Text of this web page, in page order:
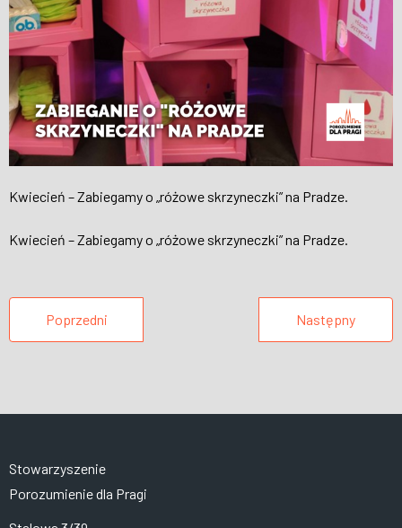
Kwiecień – Zabiegamy o „różowe skrzyneczki” na Pradze.
Kwiecień – Zabiegamy o „różowe skrzyneczki” na Pradze.
Poprzedni Następny
Stowarzyszenie
Porozumienie dla Pragi